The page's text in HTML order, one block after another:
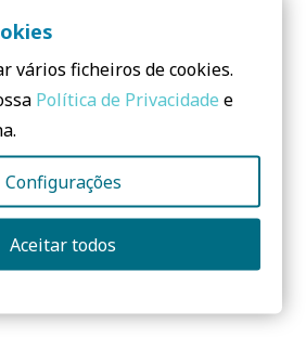
nº 274 – armazém M
de Gaia
vários ficheiros de cookies.
Política de Privacidade e
Configurações
Aceitar todos